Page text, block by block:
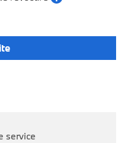
service